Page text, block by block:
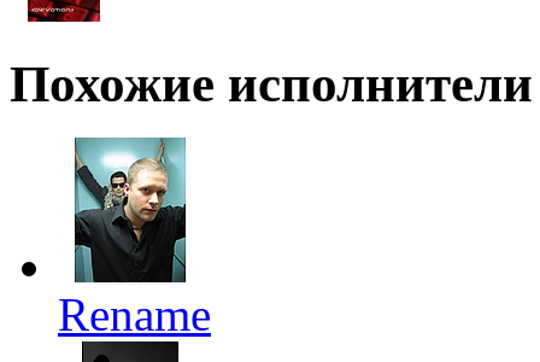
Похожие исполнители
Rename